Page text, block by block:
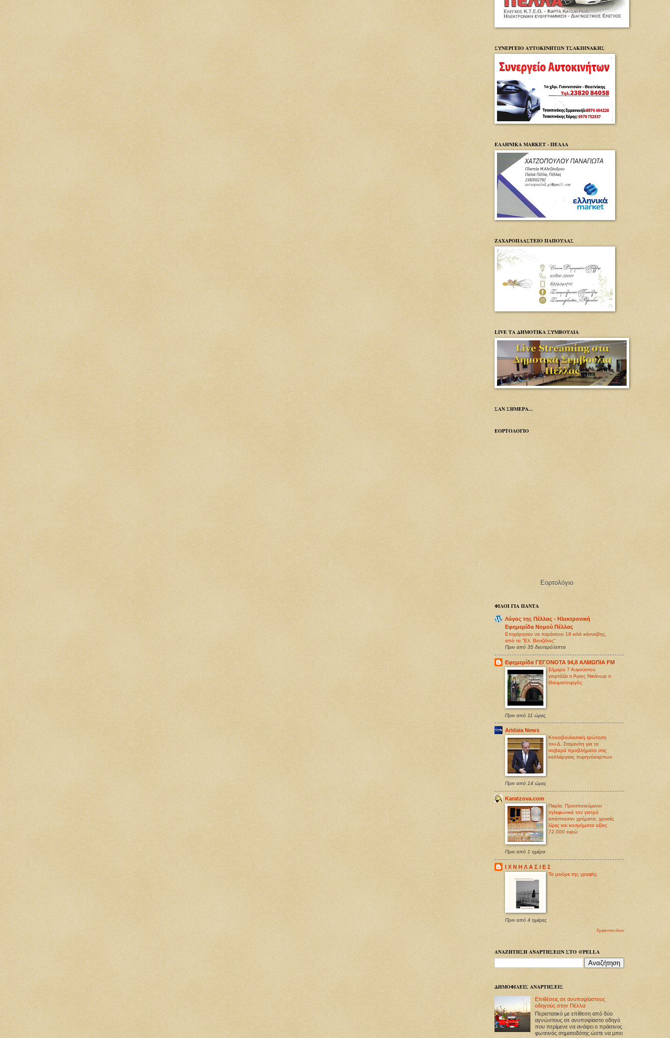
ΣΥΝΕΡΓΕΙΟ ΑΥΤΟΚΙΝΗΤΩΝ ΤΣΑΚΠΙΝΑΚΗΣ
ΕΛΛΗΝΙΚΑ MARKET - ΠΕΛΛΑ
ΖΑΧΑΡΟΠΛΑΣΤΕΙΟ ΠΑΠΟΥΛΑΣ
LIVE ΤΑ ΔΗΜΟΤΙΚΑ ΣΥΜΒΟΥΛΙΑ
ΣΑΝ ΣΗΜΕΡΑ...
ΕΟΡΤΟΛΟΓΙΟ
Εορτολόγιο
ΦΙΛΟΙ ΓΙΑ ΠΑΝΤΑ
Λόγος της Πέλλας - Ηλεκτρονική
Εφημερίδα Νομού Πέλλας
Επιχείρησαν να περάσουν 18 κιλά κάνναβης,
από το “Ελ. Βενιζέλος”
Πριν από 35 δευτερόλεπτα
Εφημερίδα ΓΕΓΟΝΟΤΑ 94,8 ΑΛΜΩΠΙΑ FM
Σήμερα 7 Αυγούστου
γιορτάζει ο Άγιος Νικάνωρ ο
Θαυματουργός
Πριν από 11 ώρες
Aridaia News
Κοινοβουλευτική ερώτηση
του Δ. Σταμενίτη για τα
σοβαρά προβλήματα στις
καλλιέργειες πυρηνόκαρπων
Πριν από 14 ώρες
Karatzova.com
Πιερία: Προσποιούμενοι
τηλεφωνικά τον γιατρό
απέσπασαν χρήματα, χρυσές
λίρες και κοσμήματα αξίας
72.000 ευρώ
Πριν από 1 ημέρα
Ι Χ Ν Η Λ Α Σ Ι Ε Σ
Τα μινόρε της γραφής
Πριν από 4 ημέρες
Εμφάνιση όλων
ΑΝΑΖΗΤΗΣΗ ΑΝΑΡΤΗΣΕΩΝ ΣΤΟ @PELLA
ΔΗΜΟΦΙΛΕΙΣ ΑΝΑΡΤΗΣΕΙΣ
Επιθέσεις σε ανυποψίαστους
οδηγούς στην Πέλλα
Περιστατικό με επίθεση από δύο
αγνώστους σε ανυποψίαστο οδηγό
που περίμενε να ανάψει ο πράσινος
φωτεινός σηματοδότης ώστε να μπει